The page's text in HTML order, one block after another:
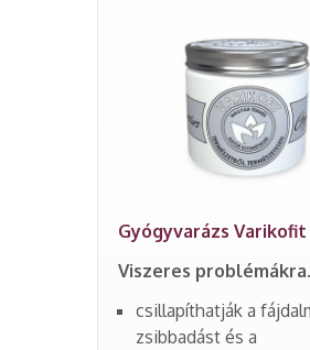
Gyógyvarázs
Viszeres problémákra.
csillapíthatják a
zsibbadást és a